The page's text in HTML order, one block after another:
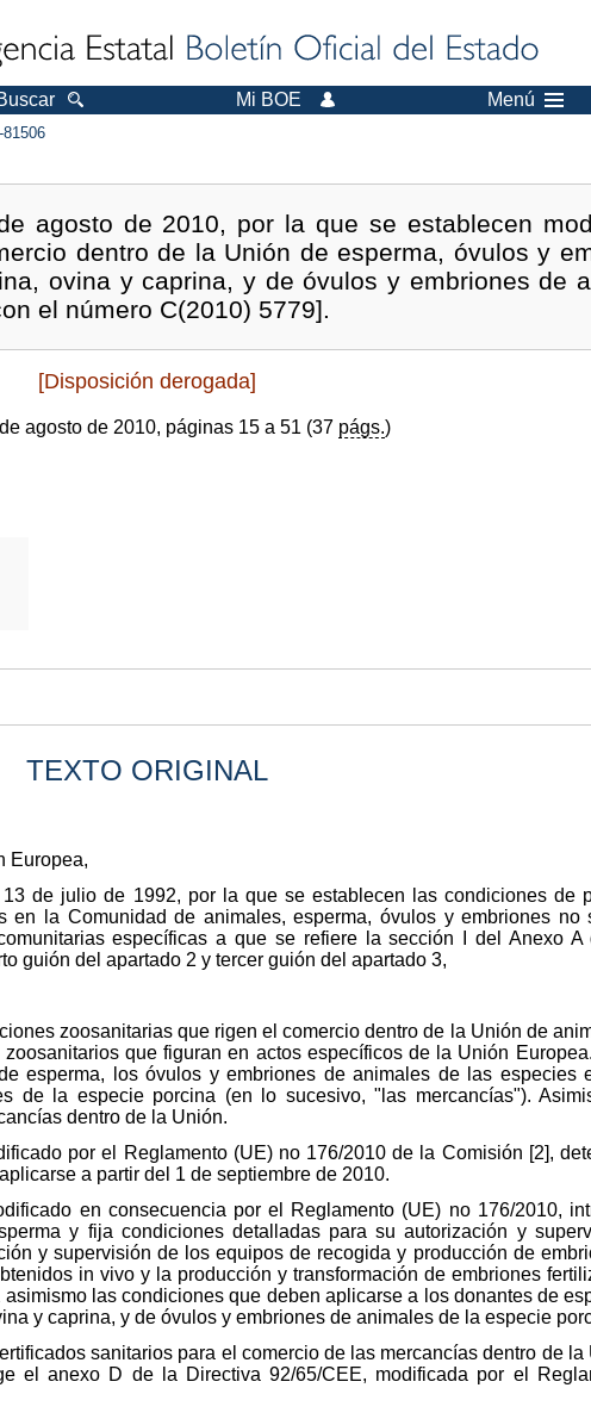
Mi BOE Menú
81506
agosto de 2010, por la que se establecen
dentro de la Unión de esperma, óvulos y
ovina y caprina, y de óvulos y embriones de
el número C(2010) 5779].
[Disposición derogada]
agosto de 2010, páginas 15 a 51 (37 págs.)
TEXTO ORIGINAL
Europea,
de julio de 1992, por la que se establecen las condiciones de
la Comunidad de animales, esperma, óvulos y embriones no
específicas a que se refiere la sección I del Anexo A
guión del apartado 2 y tercer guión del apartado 3,
zoosanitarias que rigen el comercio dentro de la Unión de
que figuran en actos específicos de la Unión
esperma, los óvulos y embriones de animales de las especies
de la especie porcina (en lo sucesivo, "las mercancías").
dentro de la Unión.
por el Reglamento (UE) no 176/2010 de la Comisión [2],
a partir del 1 de septiembre de 2010.
en consecuencia por el Reglamento (UE) no 176/2010,
y fija condiciones detalladas para su autorización y
y supervisión de los equipos de recogida y producción de
in vivo y la producción y transformación de embriones
las condiciones que deben aplicarse a los donantes de
y caprina, y de óvulos y embriones de animales de la especie
sanitarios para el comercio de las mercancías dentro de
el anexo D de la Directiva 92/65/CEE, modificada por el